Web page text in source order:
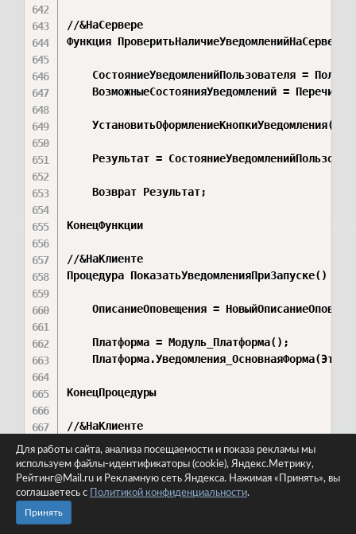
Для работы сайта, анализа посещаемости и показа рекламы мы
используем файлы-идентификаторы (cookie), Яндекс.Метрику,
Рейтинг@Mail.ru и Рекламную сеть Яндекса. Нажимая «Принять», вы
соглашаетесь с
Политикой конфиденциальности.
Принять